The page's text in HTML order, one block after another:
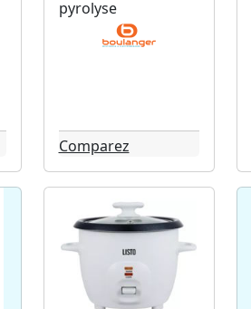
pyrolyse
Comparez